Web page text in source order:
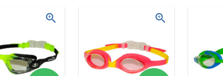
zoom_in zoom_in